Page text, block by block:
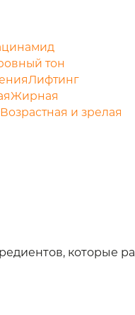
тон
Лифтинг
Жирная
Возрастная и зрелая
которые